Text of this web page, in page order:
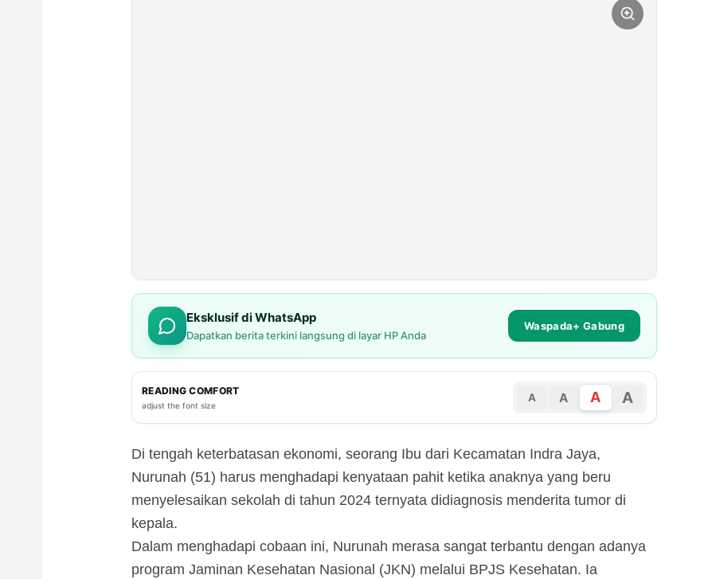
Eksklusif di WhatsApp
Dapatkan berita terkini langsung di layar HP Anda
Waspada+ Gabung
READING COMFORT
adjust the font size
A A A A
Di tengah keterbatasan ekonomi, seorang Ibu dari Kecamatan Indra Jaya,
Nurunah (51) harus menghadapi kenyataan pahit ketika anaknya yang beru
menyelesaikan sekolah di tahun 2024 ternyata didiagnosis menderita tumor di
kepala.
Dalam menghadapi cobaan ini, Nurunah merasa sangat terbantu dengan adanya
program Jaminan Kesehatan Nasional (JKN) melalui BPJS Kesehatan. Ia